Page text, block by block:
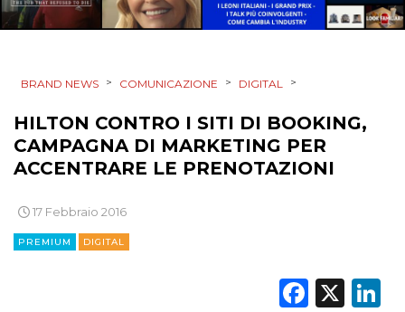
PUNTI VENDITA
CSR
STRATEGIE
BRAND NEWS > COMUNICAZIONE > DIGITAL >
HILTON CONTRO I SITI DI BOOKING,
CAMPAGNA DI MARKETING PER
ACCENTRARE LE PRENOTAZIONI
17 Febbraio 2016
PREMIUM DIGITAL
X